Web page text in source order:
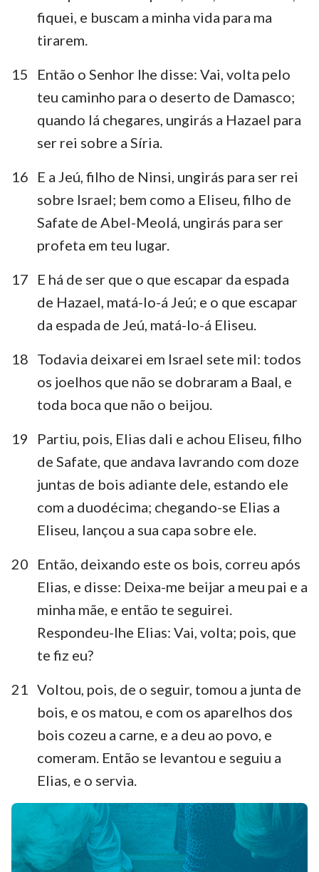
1 2 3 4 5 6
7
8
9 10 11 12 13
14
15
16 17 18 19 20
21
22
fiquei, e buscam a minha vida para ma
tirarem.
15
Então o Senhor lhe disse: Vai, volta pelo
teu caminho para o deserto de Damasco;
quando lá chegares, ungirás a Hazael para
ser rei sobre a Síria.
16
E a Jeú, filho de Ninsi, ungirás para ser rei
sobre Israel; bem como a Eliseu, filho de
Safate de Abel-Meolá, ungirás para ser
profeta em teu lugar.
17
E há de ser que o que escapar da espada
de Hazael, matá-lo-á Jeú; e o que escapar
da espada de Jeú, matá-lo-á Eliseu.
18 Todavia deixarei em Israel sete mil: todos
os joelhos que não se dobraram a Baal, e
toda boca que não o beijou.
19
Partiu, pois, Elias dali e achou Eliseu, filho
de Safate, que andava lavrando com doze
juntas de bois adiante dele, estando ele
com a duodécima; chegando-se Elias a
Eliseu, lançou a sua capa sobre ele.
20
Então, deixando este os bois, correu após
Elias, e disse: Deixa-me beijar a meu pai e a
minha mãe, e então te seguirei.
Respondeu-lhe Elias: Vai, volta; pois, que
te fiz eu?
21
Voltou, pois, de o seguir, tomou a junta de
bois, e os matou, e com os aparelhos dos
bois cozeu a carne, e a deu ao povo, e
comeram. Então se levantou e seguiu a
Elias, e o servia.